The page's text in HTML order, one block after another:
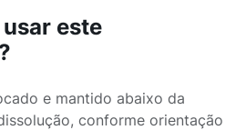
este
e mantido abaixo da
conforme orientação